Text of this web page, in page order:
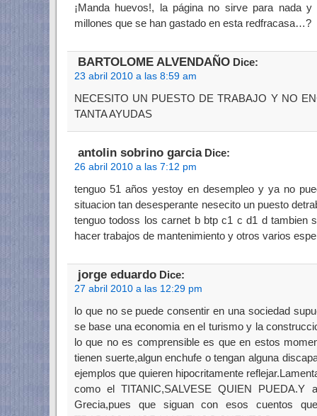
¡Manda huevos!, la página no sirve para nada
millones que se han gastado en esta redfracasa…?
BARTOLOME ALVENDAÑO Dice:
23 abril 2010 a las 8:59 am
NECESITO UN PUESTO DE TRABAJO Y NO
TANTA AYUDAS
antolin sobrino garciaDice:
26 abril 2010 a las 7:12 pm
tenguo 51 años yestoy en desempleo y ya no
situacion tan desesperante nesecito un puesto
tenguo todoss los carnet b btp c1 c d1 d tambien
hacer trabajos de mantenimiento y otros varios
jorge eduardo Dice:
27 abril 2010 a las 12:29 pm
lo que no se puede consentir en una sociedad
se base una economia en el turismo y la
lo que no es comprensible es que en estos
tienen suerte,algun enchufe o tengan alguna
ejemplos que quieren hipocritamente
como el TITANIC,SALVESE QUIEN
Grecia,pues que siguan con esos cuentos